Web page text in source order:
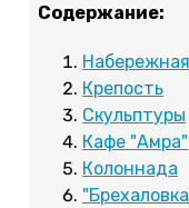
Содержание:
Набережная
Крепость
Скульптуры
Кафе "Амра"
Колоннада